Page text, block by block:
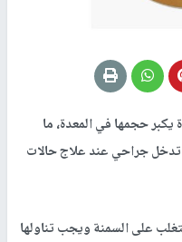
يكبر حجمها في المعدة، ما
جراحي عند علاج حالات
على السمنة ويجب تناولها